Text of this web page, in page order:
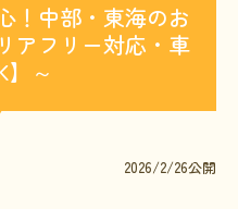
！中部・東海のお
アフリー対応・車
】～
2026/2/26公開